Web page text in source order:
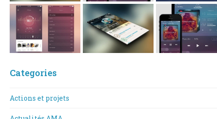
Categories
Actions et projets